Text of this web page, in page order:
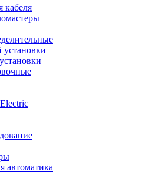
кабеля
автоматика